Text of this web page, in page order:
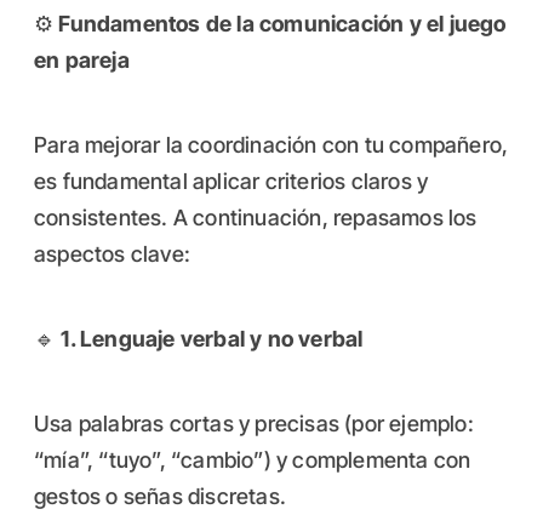
⚙️Fundamentos de la comunicación y el juego
en pareja
Para mejorar la coordinación con tu compañero,
es fundamental aplicar criterios claros y
consistentes. A continuación, repasamos los
aspectos clave:
🔹1. Lenguaje verbal y no verbal
Usa palabras cortas y precisas (por ejemplo:
“mía”, “tuyo”, “cambio”) y complementa con
gestos o señas discretas.